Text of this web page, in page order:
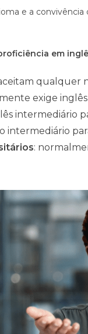
e a
em
qualquer
exige
intermediário
intermediário
: